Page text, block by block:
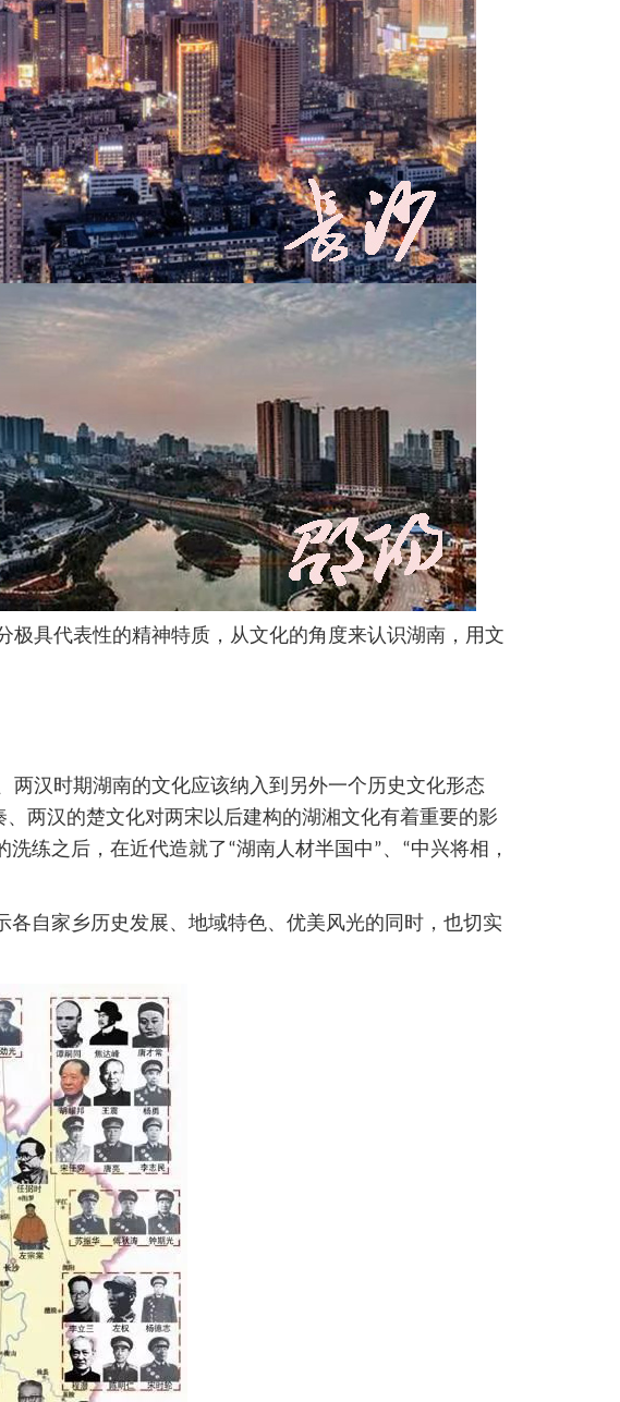
具代表性的精神特质，从文化的角度来认识湖南，用文
汉时期湖南的文化应该纳入到另外一个历史文化形态
两汉的楚文化对两宋以后建构的湖湘文化有着重要的影
练之后，在近代造就了“湖南人材半国中”、“中兴将相，
自家乡历史发展、地域特色、优美风光的同时，也切实